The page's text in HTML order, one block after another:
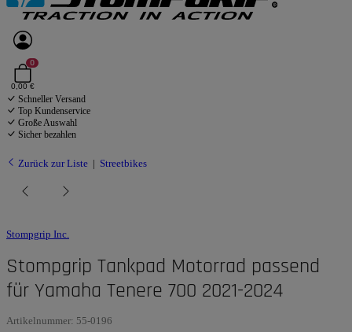
0
0,00 €
Schneller Versand
Top Kundenservice
Große Auswahl
Sicher bezahlen
Zurück zur Liste Streetbikes
Stompgrip Inc.
Stompgrip Tankpad Motorrad passend
für Yamaha Tenere 700 2021-2024
Artikelnummer: 55-0196